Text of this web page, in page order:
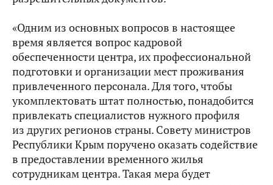
«Одним из основных вопросов в настоящее
время является вопрос кадровой
обеспеченности центра, их профессиональной
подготовки и организации мест проживания
привлеченного персонала. Для того, чтобы
укомплектовать штат полностью, понадобится
привлекать специалистов нужного профиля
из других регионов страны. Совету министров
Республики Крым поручено оказать содействие
в предоставлении временного жилья
сотрудникам центра. Такая мера будет